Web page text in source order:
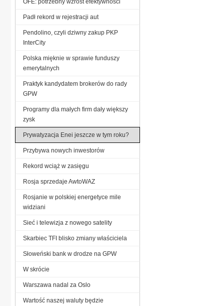
Padł rekord w rejestracji aut
Pendolino, czyli dziwny zakup PKP
InterCity
Polska mięknie w sprawie funduszy
emerytalnych
Praktyk kandydatem brokerów do rady
GPW
Programy dla małych firm dały większy
zysk
Prywatyzacja Enei jeszcze w tym roku?
Przybywa nowych inwestorów
Rekord wciąż w zasięgu
Rosja sprzedaje AwtoWAZ
Rosjanie w polskiej energetyce mile
widziani
Sieć i telewizja z nowego satelity
Skarbiec TFI blisko zmiany właściciela
Słoweński bank w drodze na GPW
W skrócie
Warszawa nadal za Oslo
Wartość naszej waluty będzie